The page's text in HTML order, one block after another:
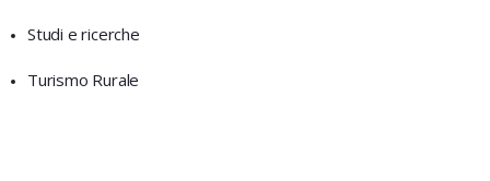
Studi e ricerche
Turismo Rurale